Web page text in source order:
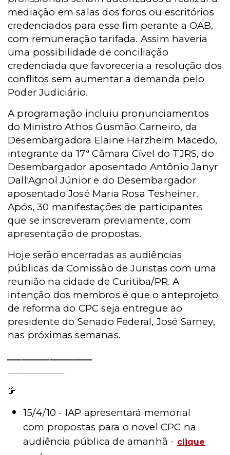
mediação em salas dos foros ou escritórios
credenciados para esse fim perante a OAB,
com remuneração tarifada. Assim haveria
uma possibilidade de conciliação
credenciada que favoreceria a resolução dos
conflitos sem aumentar a demanda pelo
Poder Judiciário.
A programação incluiu pronunciamentos
do Ministro Athos Gusmão Carneiro, da
Desembargadora Elaine Harzheim Macedo,
integrante da 17ª Câmara Cível do TJRS, do
Desembargador aposentado Antônio Janyr
Dall'Agnol Júnior e do Desembargador
aposentado José Maria Rosa Tesheiner.
Após, 30 manifestações de participantes
que se inscreveram previamente, com
apresentação de propostas.
Hoje serão encerradas as audiências
públicas da Comissão de Juristas com uma
reunião na cidade de Curitiba/PR. A
intenção dos membros é que o anteprojeto
de reforma do CPC seja entregue ao
presidente do Senado Federal, José Sarney,
nas próximas semanas.
15/4/10 - IAP apresentará memorial
com propostas para o novel CPC na
audiência pública de amanhã - clique